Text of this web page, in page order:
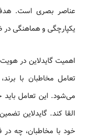
عناصر بصری است. هدف
یکپارچگی و هماهنگی
اهمیت گایدلاین در
تعامل مخاطبان با
می‌شود. این تعامل باید
القا کند. گایدلاین
خود با مخاطبان، چه